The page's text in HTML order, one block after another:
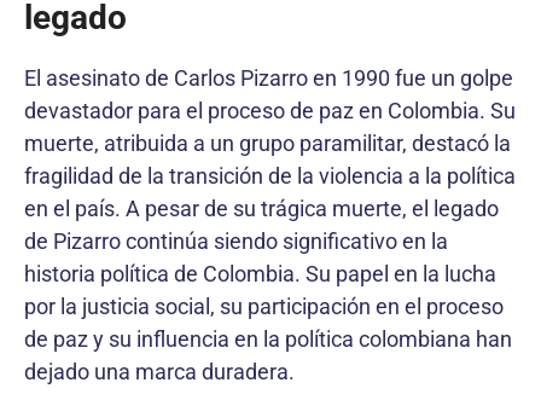
legado
El asesinato de Carlos Pizarro en 1990 fue un golpe
devastador para el proceso de paz en Colombia. Su
muerte, atribuida a un grupo paramilitar, destacó la
fragilidad de la transición de la violencia a la política
en el país. A pesar de su trágica muerte, el legado
de Pizarro continúa siendo significativo en la
historia política de Colombia. Su papel en la lucha
por la justicia social, su participación en el proceso
de paz y su influencia en la política colombiana han
dejado una marca duradera.